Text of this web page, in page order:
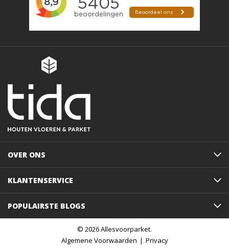
OVER ONS
KLANTENSERVICE
POPULAIRSTE BLOGS
© 2026 Allesvoorparket.
Algemene Voorwaarden
Privacy